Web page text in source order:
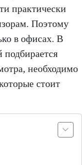
практически
Поэтому
в офисах. В
подбирается
необходимо
стоит